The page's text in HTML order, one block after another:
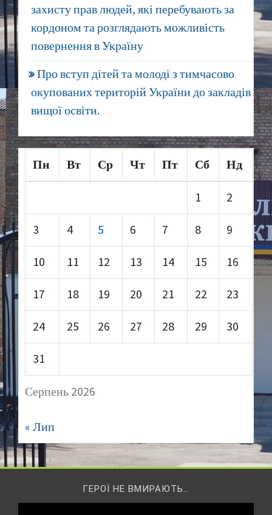
захисту прав людей, які перебувають за
кордоном та розглядають можливість
повернення в Україну
Про вступ дітей та молоді з тимчасово
окупованих територій України до закладів
вищої освіти.
Серпень 2026
Пн Вт Ср Чт Пт Сб Нд
1 2
3 4 5 6 7 8 9
10 11 12 13 14 15 16
17 18 19 20 21 22 23
24 25 26 27 28 29 30
31
« Лип
ГЕРОЇ НЕ ВМИРАЮТЬ…